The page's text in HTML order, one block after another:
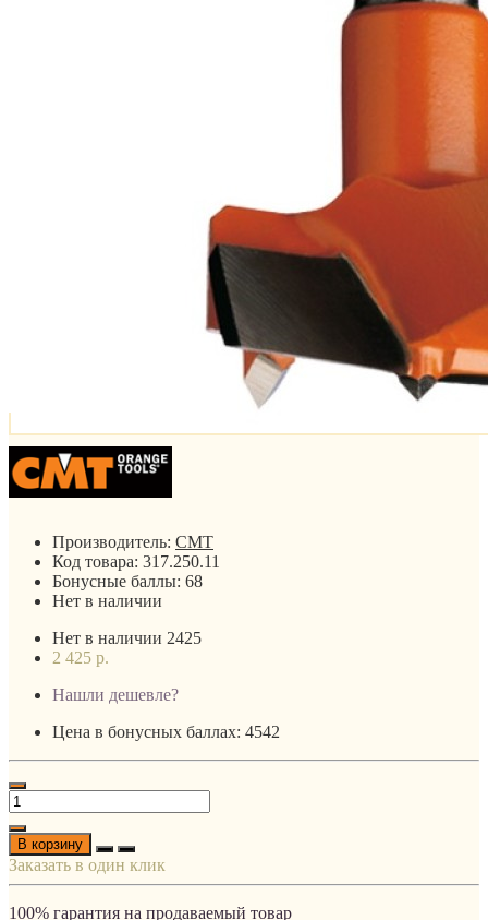
Производитель: CMT
Код товара: 317.250.11
Бонусные баллы: 68
Нет в наличии
Нет в наличии 2425
2 425 р.
Нашли дешевле?
Цена в бонусных баллах: 4542
В корзину
Заказать в один клик
100% гарантия на продаваемый товар